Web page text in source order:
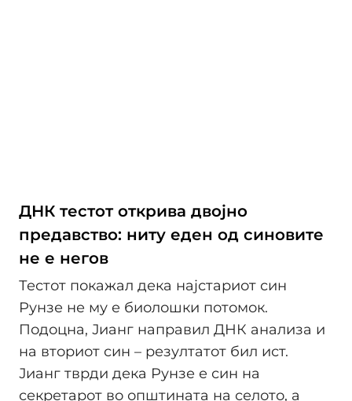
ДНК тестот открива двојно
предавство: ниту еден од синовите
не е негов
Тестот покажал дека најстариот син
Рунзе не му е биолошки потомок.
Подоцна, Јианг направил ДНК анализа и
на вториот син – резултатот бил ист.
Јианг тврди дека Рунзе е син на
секретарот во општината на селото, а